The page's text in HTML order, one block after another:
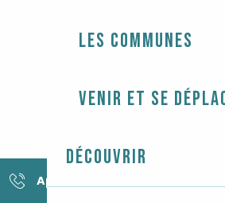
Les communes
Venir et se
Découvrir
Appeler